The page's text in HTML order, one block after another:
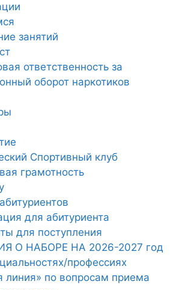
занятий
ответственность за
оборот наркотиков
Спортивный клуб
грамотность
для абитуриента
для поступления
О НАБОРЕ НА 2026-2027 год
профессиях
линия» по вопросам приема